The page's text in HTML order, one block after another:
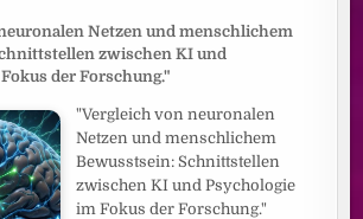
Netzen und menschlichem
zwischen KI und
der Forschung."
"Vergleich von neuronalen
Netzen und menschlichem
Bewusstsein: Schnittstellen
zwischen KI und Psychologie
im Fokus der Forschung."